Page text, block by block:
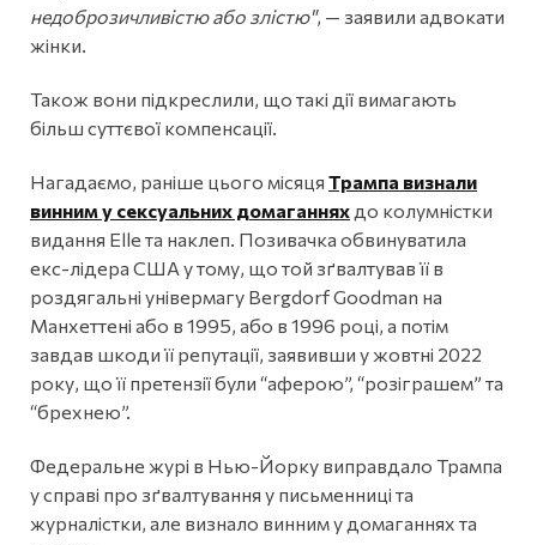
недоброзичливістю або злістю", — заявили адвокати
жінки.
Також вони підкреслили, що такі дії вимагають
більш суттєвої компенсації.
Нагадаємо, раніше цього місяця Трампа визнали
винним у сексуальних домаганнях до колумністки
видання Elle та наклеп. Позивачка обвинуватила
екс-лідера США у тому, що той зґвалтував її в
роздягальні універмагу Bergdorf Goodman на
Манхеттені або в 1995, або в 1996 році, а потім
завдав шкоди її репутації, заявивши у жовтні 2022
року, що її претензії були “аферою”, “розіграшем” та
“брехнею”.
Федеральне журі в Нью-Йорку виправдало Трампа
у справі про зґвалтування у письменниці та
журналістки, але визнало винним у домаганнях та